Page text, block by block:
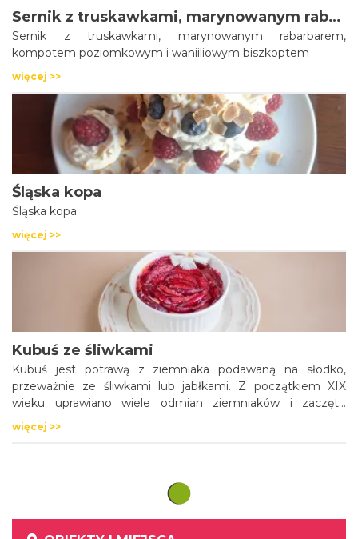
Sernik z truskawkami, marynowanym rabarbarem, kompotem poziomkowym i waniiliowym biszkoptem
Sernik z truskawkami, marynowanym rabarbarem,
kompotem poziomkowym i waniiliowym biszkoptem
więcej >>
Śląska kopa
Śląska kopa
więcej >>
Kubuś ze śliwkami
Kubuś jest potrawą z ziemniaka podawaną na słodko,
przeważnie ze śliwkami lub jabłkami. Z początkiem XIX
wieku uprawiano wiele odmian ziemniaków i zaczęto
gotować z nich wiele potraw.
więcej >>